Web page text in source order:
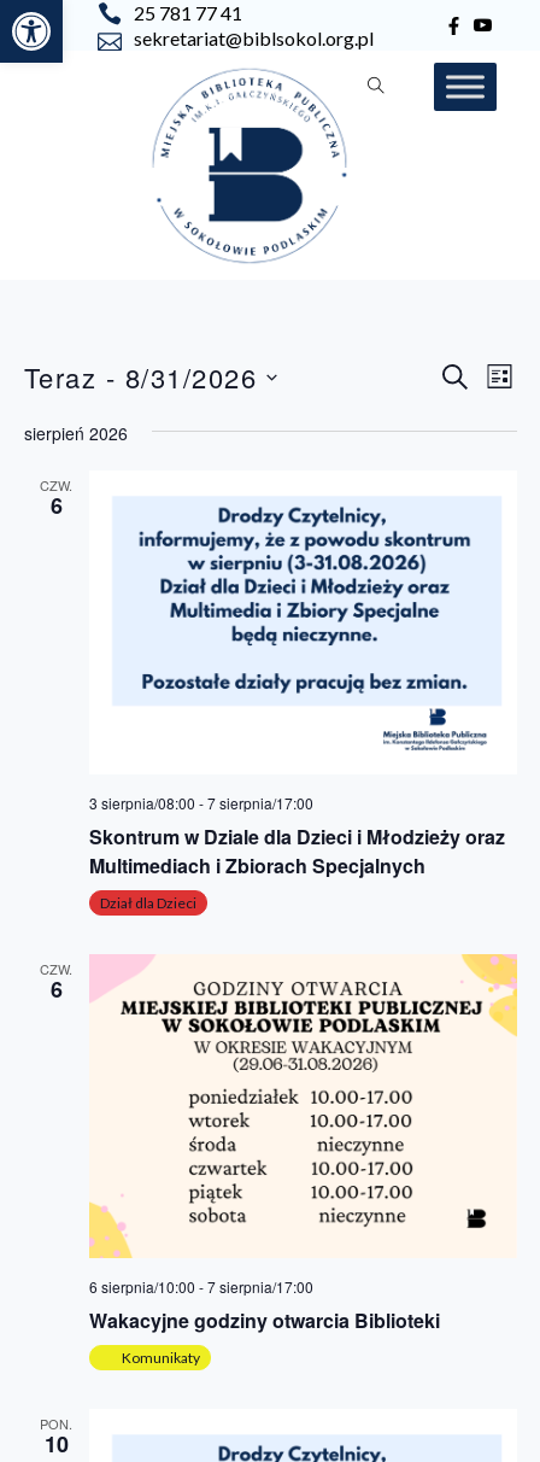
Otwórz pasek narzędzi
25 781 77 41
sekretariat@biblsokol.org.pl
po
i
SZUKAJ
Teraz - 8/31/2026
sierpień 2026
CZW.
6
3 sierpnia/08:00 -7 sierpnia/17:00
Skontrum w Dziale dla Dzieci i Młodzieży oraz
Multimediach i Zbiorach Specjalnych
Dział dla Dzieci
CZW.
6
6 sierpnia/10:00 -7 sierpnia/17:00
Wakacyjne godziny otwarcia Biblioteki
Komunikaty
PON.
10